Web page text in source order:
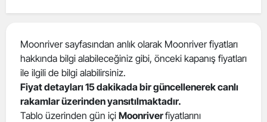
Bursa
Çanakkale
Çankırı
Çorum
Denizli
Moonriver sayfasından anlık olarak Moonriver fiyatları
hakkında bilgi alabileceğiniz gibi, önceki kapanış fiyatları
ile ilgili de bilgi alabilirsiniz.
Fiyat detayları 15 dakikada bir güncellenerek canlı
rakamlar üzerinden yansıtılmaktadır.
Tablo üzerinden gün içi Moonriverfiyatlarını